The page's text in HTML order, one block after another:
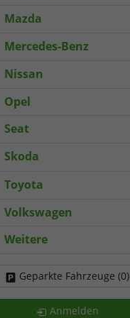
Mazda
Mercedes-Benz
Nissan
Opel
Seat
Skoda
Toyota
Volkswagen
Weitere
Geparkte Fahrzeuge (0)
Anmelden